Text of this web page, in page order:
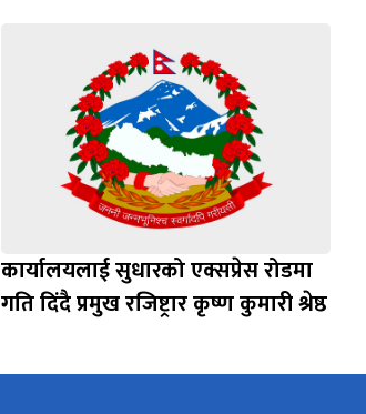
कार्यालयलाई सुधारको एक्सप्रेस रोडमा
गति दिंदै प्रमुख रजिष्ट्रार कृष्ण कुमारी श्रेष्ठ